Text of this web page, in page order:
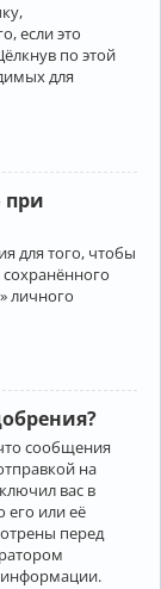
если это
по этой
для
при
для того, чтобы
личного
сообщения
на
вас в
его или её
перед
информации.